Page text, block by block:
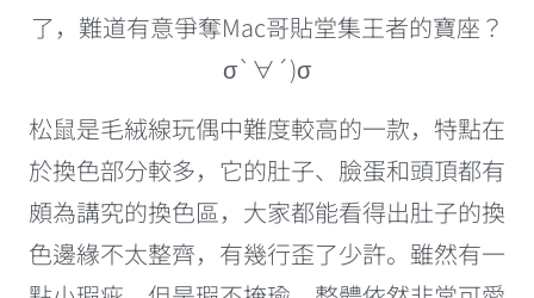
了，難道有意爭奪Mac哥貼堂集王者的寶座？
σ`∀´)σ
松鼠是毛絨線玩偶中難度較高的一款，特點在
於換色部分較多，它的肚子、臉蛋和頭頂都有
頗為講究的換色區，大家都能看得出肚子的換
色邊緣不太整齊，有幾行歪了少許。雖然有一